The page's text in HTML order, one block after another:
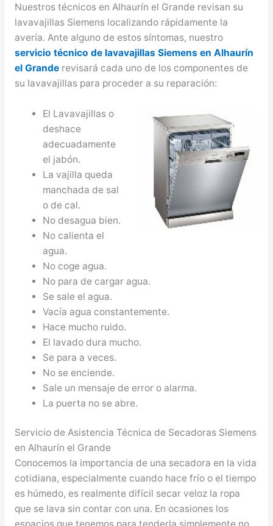
Nuestros técnicos en Alhaurín el Grande revisan su
lavavajillas Siemens localizando rápidamente la
avería. Ante alguno de estos síntomas, nuestro
servicio técnico de lavavajillas Siemens en Alhaurín
el Grande revisará cada uno de los componentes de
su lavavajillas para proceder a su reparación:
El Lavavajillas o
deshace
adecuadamente
el jabón.
La vajilla queda
manchada de sal
o de cal.
No desagua bien.
No calienta el
agua.
No coge agua.
No para de cargar agua.
Se sale el agua.
Vacía agua constantemente.
Hace mucho ruido.
El lavado dura mucho.
Se para a veces.
No se enciende.
Sale un mensaje de error o alarma.
La puerta no se abre.
Servicio de Asistencia Técnica de Secadoras Siemens
en Alhaurín el Grande
Conocemos la importancia de una secadora en la vida
cotidiana, especialmente cuando hace frío o el tiempo
es húmedo, es realmente difícil secar veloz la ropa
que se lava sin contar con una. En ocasiones los